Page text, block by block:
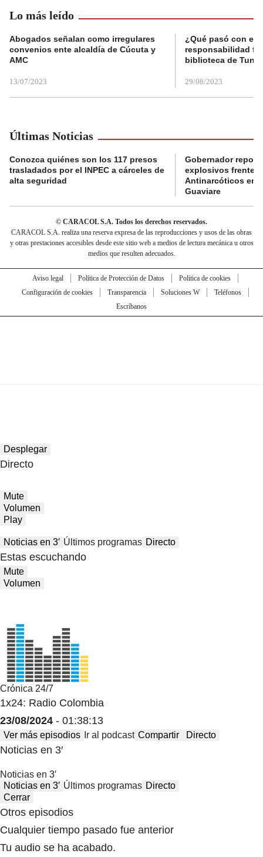
Lo más leído
Abogados señalan como irregulares
convenios ente alcaldía de Cúcuta y
AMC
13/07/2023
¿Qué pasó con el
responsabilidad
biblioteca de
29/08/2023
Últimas Noticias
Conozca quiénes son los 117 presos
trasladados por el INPEC a cárceles de
alta seguridad
Gobernador
explosivos frente a
Antinarcóticos en
Guaviare
© CARACOL S.A. Todos los derechos reservados.
CARACOL S.A. realiza una reserva expresa de las reproducciones y usos de las obras
y otras prestaciones accesibles desde este sitio web a medios de lectura mecánica u otros
medios que resulten adecuados.
Aviso legal Política de Protección de Datos
Política de cookies
Configuración de cookies
Transparencia Soluciones W
Teléfonos
Escríbanos
Desplegar
Directo
Mute
Volumen
Play
Noticias en 3′ Últimos programas Directo
Estas escuchando
Mute
Volumen
Crónica 24/7
1x24: Radio Colombia
23/08/2024 - 01:38:13
Ver más episodios Ir al podcast Compartir Directo
Noticias en 3′
Noticias en 3′
Noticias en 3′ Últimos programas Directo
Cerrar
Otros episodios
Cualquier tiempo pasado fue anterior
Tu audio se ha acabado.